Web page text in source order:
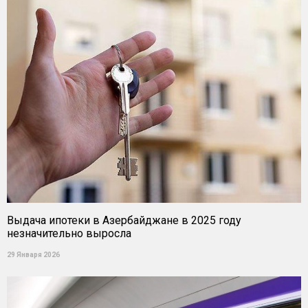
Выдача ипотеки в Азербайджане в 2025 году
незначительно выросла
29 Января 2026